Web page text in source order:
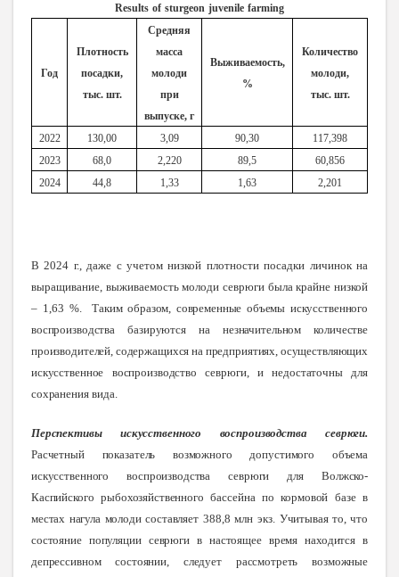
Results of sturgeon juvenile farming
Год
Плотность
посадки,
тыс. шт.
Средняя
масса
молоди
при
выпуске, г
Выживаемость,
%
Количество
молоди,
тыс. шт.
2022 130,00 3,09 90,30
117,398
2023
68,0 2,220 89,5
60,856
2024
44,8 1,33 1,63 2,201
В 2024 г., даже с учетом низкой плотности посадки личинок на
выращивание, выживаемость молоди севрюги была крайне низкой
– 1,63 %.Таким образом, современные объемы искусственного
воспроизводства базируются на незначительном количестве
производителей, содержащихся на предприятиях, осуществляющих
искусственное воспроизводство севрюги, и недостаточны для
сохранениявида.
Перспективы искусственного воспроизводства севрюги.
Расчетный показатель возможного допустимого объема
искусственного воспроизводства севрюги для Волжско-
Каспийского рыбохозяйственного бассейна по кормовой базе в
местах нагула молоди составляет388,8 млн экз. Учитывая то, что
состояние популяции севрюги в настоящее время находится в
депрессивном состоянии, следует рассмотреть возможные